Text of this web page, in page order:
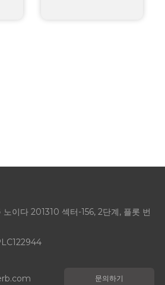
이다 201310 섹터-156, 2단계, 플롯 번
문의하기